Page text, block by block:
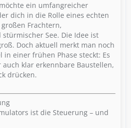
möchte ein umfangreicher
dich in die Rolle eines echten
Frachtern,
See. Die Idee ist
Doch aktuell merkt man noch
in einer frühen Phase steckt: Es
klar erkennbare Baustellen,
drücken.
ist die Steuerung – und